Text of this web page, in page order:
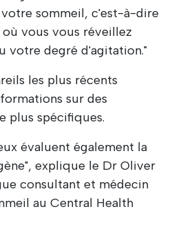
sommeil, c'est-à-dire
vous vous réveillez
votre degré d'agitation."
les plus récents
sur des
plus spécifiques.
évaluent également la
explique le Dr Oliver
consultant et médecin
au Central Health